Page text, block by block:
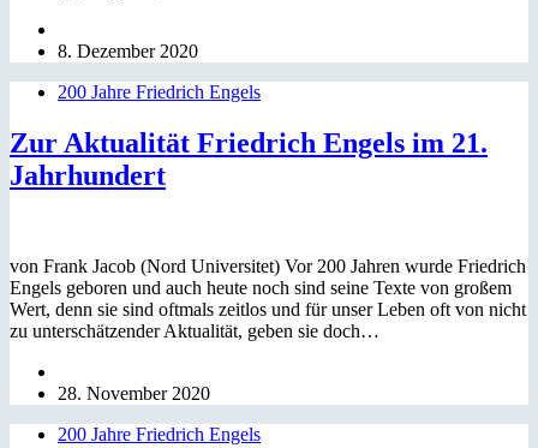
8. Dezember 2020
200 Jahre Friedrich Engels
Zur Aktualität Friedrich Engels im 21.
Jahrhundert
von Frank Jacob (Nord Universitet) Vor 200 Jahren wurde Friedrich
Engels geboren und auch heute noch sind seine Texte von großem
Wert, denn sie sind oftmals zeitlos und für unser Leben oft von nicht
zu unterschätzender Aktualität, geben sie doch…
28. November 2020
200 Jahre Friedrich Engels